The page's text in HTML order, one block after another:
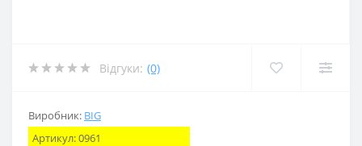
Відгуки: (0)
Виробник: BIG
Артикул:0961